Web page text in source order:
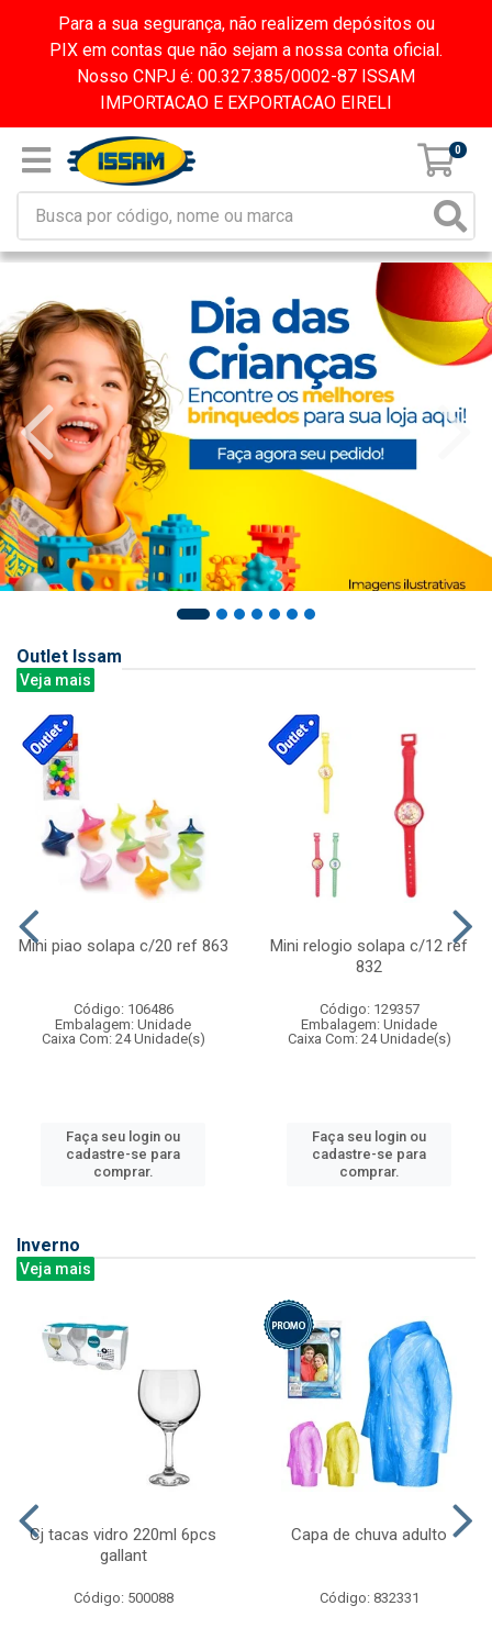
Para a sua segurança, não realizem depósitos ou
PIX em contas que não sejam a nossa conta oficial.
Nosso CNPJ é: 00.327.385/0002-87 ISSAM
IMPORTACAO E EXPORTACAO EIRELI
0
Outlet Issam
Veja mais
Mini piao solapa c/20 ref 863
Código: 106486
Embalagem: Unidade
Caixa Com: 24 Unidade(s)
Faça seu login ou
cadastre-se para
comprar.
Mini relogio solapa c/12 ref
832
Código: 129357
Embalagem: Unidade
Caixa Com: 24 Unidade(s)
Faça seu login ou
cadastre-se para
comprar.
Inverno
Veja mais
Cj tacas vidro 220ml 6pcs
gallant
Código: 500088
Capa de chuva adulto
Código: 832331